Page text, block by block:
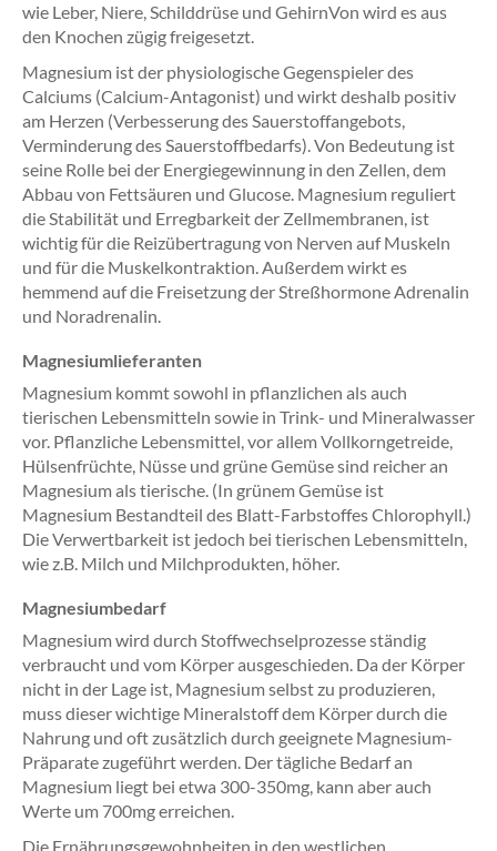
wie Leber, Niere, Schilddrüse und GehirnVon wird es aus
den Knochen zügig freigesetzt.
Magnesium ist der physiologische Gegenspieler des
Calciums (Calcium-Antagonist) und wirkt deshalb positiv
am Herzen (Verbesserung des Sauerstoffangebots,
Verminderung des Sauerstoffbedarfs). Von Bedeutung ist
seine Rolle bei der Energiegewinnung in den Zellen, dem
Abbau von Fettsäuren und Glucose. Magnesium reguliert
die Stabilität und Erregbarkeit der Zellmembranen, ist
wichtig für die Reizübertragung von Nerven auf Muskeln
und für die Muskelkontraktion. Außerdem wirkt es
hemmend auf die Freisetzung der Streßhormone Adrenalin
und Noradrenalin.
Magnesiumlieferanten
Magnesium kommt sowohl in pflanzlichen als auch
tierischen Lebensmitteln sowie in Trink- und Mineralwasser
vor. Pflanzliche Lebensmittel, vor allem Vollkorngetreide,
Hülsenfrüchte, Nüsse und grüne Gemüse sind reicher an
Magnesium als tierische. (In grünem Gemüse ist
Magnesium Bestandteil des Blatt-Farbstoffes Chlorophyll.)
Die Verwertbarkeit ist jedoch bei tierischen Lebensmitteln,
wie z.B. Milch und Milchprodukten, höher.
Magnesiumbedarf
Magnesium wird durch Stoffwechselprozesse ständig
verbraucht und vom Körper ausgeschieden. Da der Körper
nicht in der Lage ist, Magnesium selbst zu produzieren,
muss dieser wichtige Mineralstoff dem Körper durch die
Nahrung und oft zusätzlich durch geeignete Magnesium-
Präparate zugeführt werden. Der tägliche Bedarf an
Magnesium liegt bei etwa 300-350mg, kann aber auch
Werte um 700mg erreichen.
Die Ernährungsgewohnheiten in den westlichen